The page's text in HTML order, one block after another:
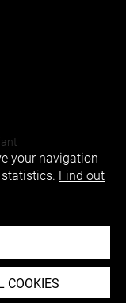
your navigation
Find out
COOKIES